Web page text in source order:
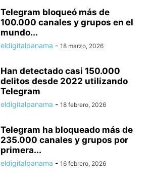
Telegram bloqueó más de
100.000 canales y grupos en el
mundo...
eldigitalpanama - 18 marzo, 2026
Han detectado casi 150.000
delitos desde 2022 utilizando
Telegram
eldigitalpanama - 18 febrero, 2026
Telegram ha bloqueado más de
235.000 canales y grupos por
primera...
eldigitalpanama - 16 febrero, 2026